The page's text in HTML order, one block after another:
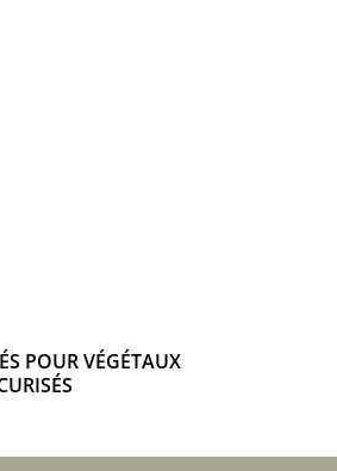
POUR VÉGÉTAUX